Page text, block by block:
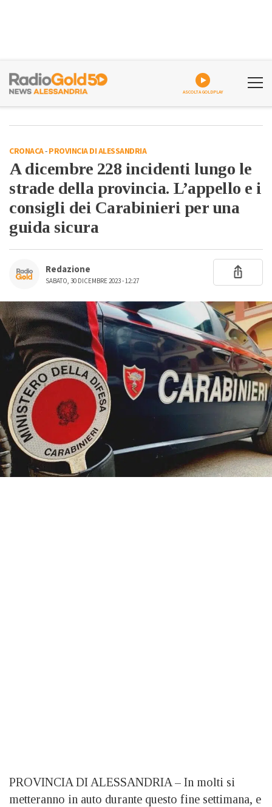
ASCOLTA GOLDPLAY
CRONACA-PROVINCIA DI ALESSANDRIA
A dicembre 228 incidenti lungo le
strade della provincia. L’appello e i
consigli dei Carabinieri per una
guida sicura
Redazione
SABATO, 30 DICEMBRE 2023 - 12:27
PROVINCIA DI ALESSANDRIA – In molti si
metteranno in auto durante questo fine settimana, e